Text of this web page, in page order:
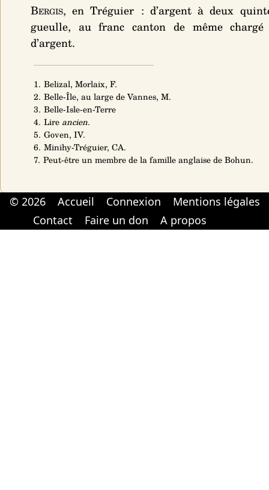
Bergis, en Tréguier : d’argent à deux
gueulle, au franc canton de même chargé
d’argent.
1. Belizal, Morlaix, F.
2. Belle-Île, au large de Vannes, M.
3. Belle-Isle-en-Terre
4. Lire ancien.
5. Goven, IV.
6. Minihy-Tréguier, CA.
7. Peut-être un membre de la famille anglaise de Bohun.
© 2026 Accueil Connexion
Mentions légales
Contact
Faire un don A propos